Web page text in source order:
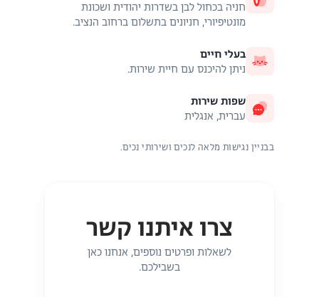
חניה בכחול לבן בשדרות יהודית ושכונת
מונטיפיורי, חניונים בתשלום ברחוב הנציב.
בעלי חיים
ניתן להיכנס עם חיית שירות.
שפות שירות
עברית, אנגלית
בבניין נגישות מלאה לנכים ושירותי נכים.
צרו איתנו קשר
לשאלות ופרטים נוספים, אנחנו כאן
בשבילכם.